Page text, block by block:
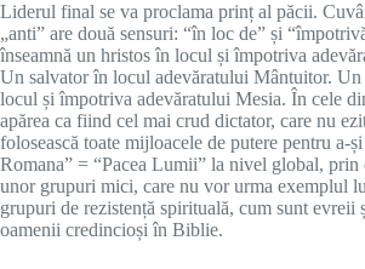
Liderul final se va proclama prinț al păcii.
„anti” are două sensuri: “în loc de” și
înseamnă un hristos în locul și împotriva
Un salvator în locul adevăratului Mântuitor. Un
locul și împotriva adevăratului Mesia. În cele
apărea ca fiind cel mai crud dictator, care nu
folosească toate mijloacele de putere pentru a-
Romana” = “Pacea Lumii” la nivel global, prin
unor grupuri mici, care nu vor urma exemplul
grupuri de rezistență spirituală, cum sunt evreii
oamenii credincioși în Biblie.